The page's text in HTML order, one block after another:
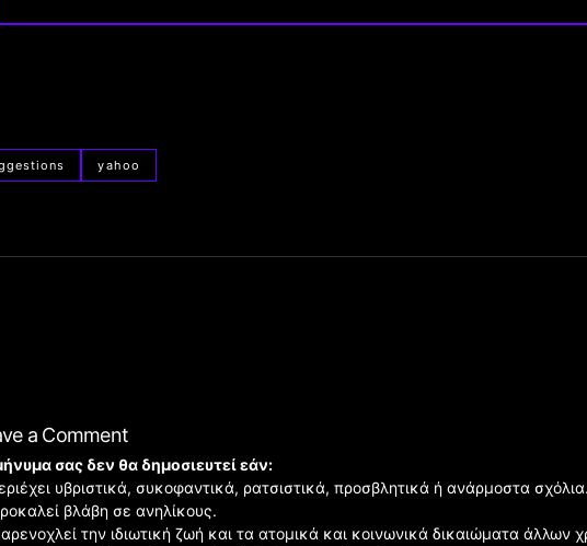
yahoo
a Comment
σας δεν θα δημοσιευτεί εάν:
υβριστικά, συκοφαντικά, ρατσιστικά, προσβλητικά ή ανάρμοστα σχόλια.
βλάβη σε ανηλίκους.
την ιδιωτική ζωή και τα ατομικά και κοινωνικά δικαιώματα άλλων